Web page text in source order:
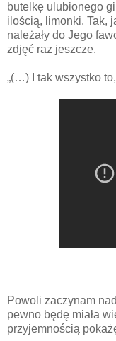
butelkę ulubionego
ilością, limonki. Tak,
należały do Jego
zdjęć raz jeszcze.
„(…) I tak wszystko
Powoli zaczynam
pewno będę miała
przyjemnością